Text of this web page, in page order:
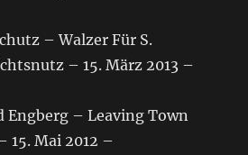
– Walzer Für S.
– 15. März 2013 –
Engberg – Leaving Town
15. Mai 2012 –